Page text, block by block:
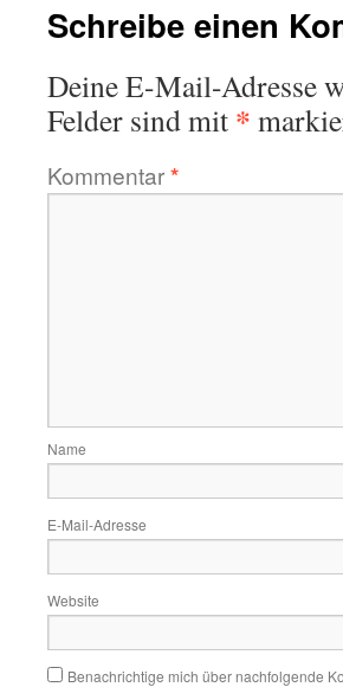
Schreibe einen
Deine E-Mail-Adresse
Felder sind mit *
Kommentar*
Name
E-Mail-Adresse
Website
Benachrichtige mich über nachfolgende